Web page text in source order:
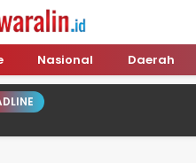
Tajam & Profesional
Nasional Daerah